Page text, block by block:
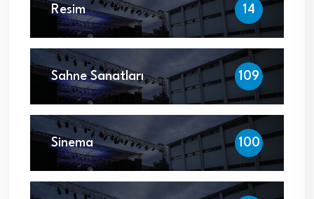
Resim 14
Sahne Sanatları 109
Sinema 100